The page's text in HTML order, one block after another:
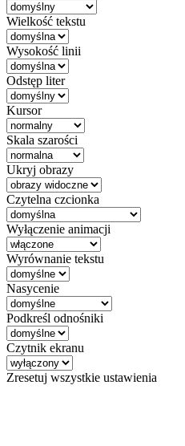
Wielkość tekstu
Wysokość linii
Odstęp liter
Kursor
Skala szarości
Ukryj obrazy
Czytelna czcionka
Wyłączenie animacji
Wyrównanie tekstu
Nasycenie
Podkreśl odnośniki
Czytnik ekranu
Zresetuj wszystkie ustawienia